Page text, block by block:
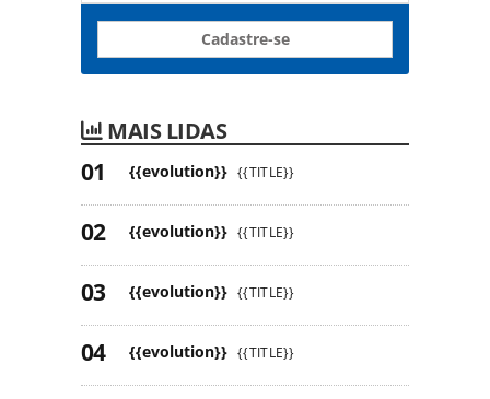
Cadastre-se
MAIS LIDAS
{{evolution}} {{TITLE}}
{{evolution}} {{TITLE}}
{{evolution}} {{TITLE}}
{{evolution}} {{TITLE}}